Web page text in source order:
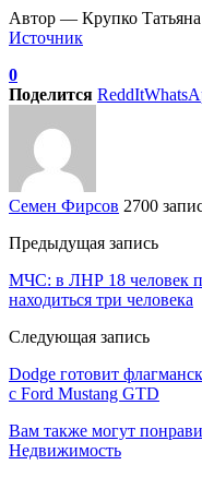
Автор — Крупко Татьяна
Источник
0
Поделится ReddIt
Семен Фирсов 2700
Предыдущая запись
МЧС: в ЛНР 18 человек
находиться три человека
Следующая запись
Dodge готовит
с Ford Mustang GTD
Вам также могут
Недвижимость